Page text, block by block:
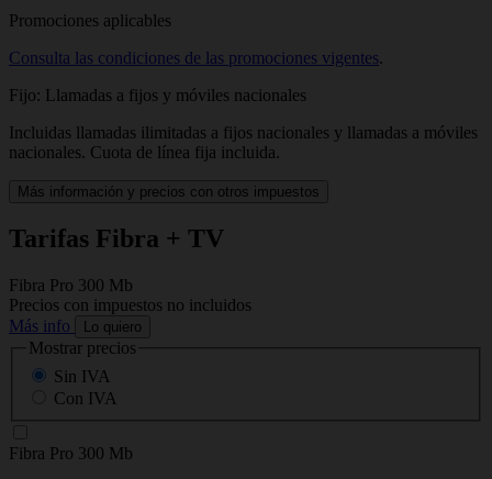
Promociones aplicables
Consulta las condiciones de las promociones vigentes.
Fijo: Llamadas a fijos y móviles nacionales
Incluidas llamadas ilimitadas a fijos nacionales y llamadas a móviles
nacionales. Cuota de línea fija incluida.
Más información y precios con otros impuestos
Tarifas Fibra + TV
Fibra Pro 300 Mb
Precios con impuestos no incluidos
Más info
Lo quiero
Mostrar precios
Sin IVA
Con IVA
Fibra Pro 300 Mb